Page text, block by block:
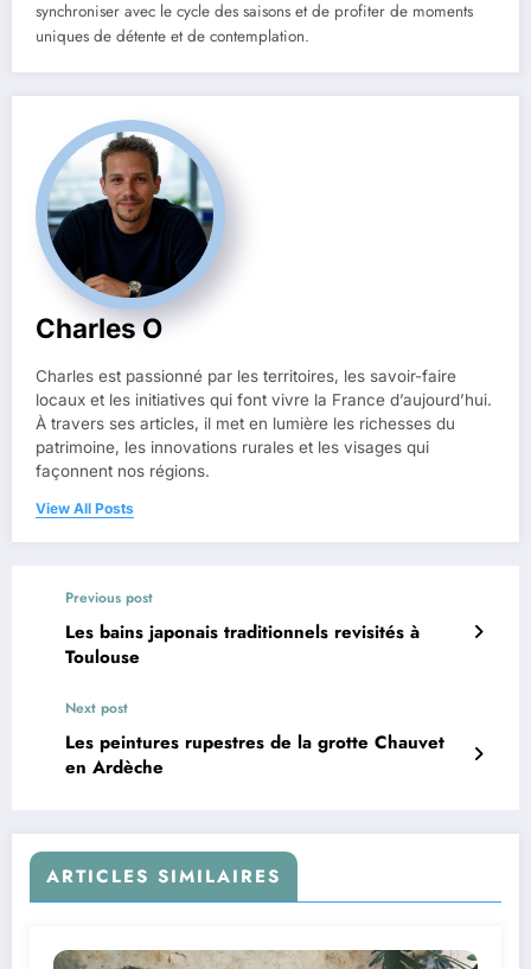
synchroniser avec le cycle des saisons et de profiter de moments
uniques de détente et de contemplation.
Charles O
Charles est passionné par les territoires, les savoir-faire
locaux et les initiatives qui font vivre la France d’aujourd’hui.
À travers ses articles, il met en lumière les richesses du
patrimoine, les innovations rurales et les visages qui
façonnent nos régions.
View All Posts
Previous post
Les bains japonais traditionnels revisités à
Toulouse
Next post
Les peintures rupestres de la grotte Chauvet
en Ardèche
ARTICLES SIMILAIRES